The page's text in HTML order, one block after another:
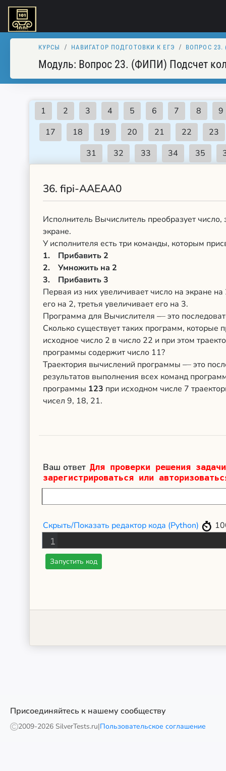
КУРСЫ НАВИГАТОР ПОДГОТОВКИ К ЕГЭ ВОПРОС
Модуль: Вопрос 23. (ФИПИ) Подсчет
36. fipi-AAEAA0
Исполнитель Вычислитель преобразует число,
экране.
У исполнителя есть три команды, которым
1. Прибавить 2
2. Умножить на 2
3. Прибавить 3
Первая из них увеличивает число на экране
его на 2, третья увеличивает его на 3.
Программа для Вычислителя ––это
Сколько существует таких программ, которые
исходное число 2 в число 22 и при этом
программы содержит число 11?
Траектория вычислений программы ––это
результатов выполнения всех команд
программы 123 при исходном числе 7
чисел 9, 18, 21.
Ваш ответ Для проверки решения
зарегистрироваться или
Скрыть/Показать редактор кода (Python)
1
Присоединяйтесь к нашему сообществу
2009-2026 SilverTests.ru|Пользовательское соглашение